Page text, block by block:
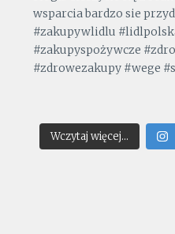
Wczytaj więcej...